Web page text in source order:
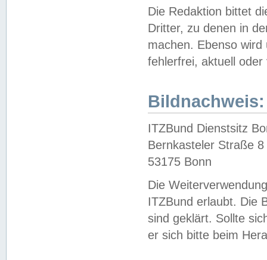
Die Redaktion bittet
Dritter, zu denen in
machen. Ebenso
fehlerfrei, aktuell oder
Bildnachweis:
ITZBund Dienstsitz
Bernkasteler Straße 8
53175 Bonn
Die
ITZBund erlaubt. Die
sind geklärt. Sollte
er sich bitte beim